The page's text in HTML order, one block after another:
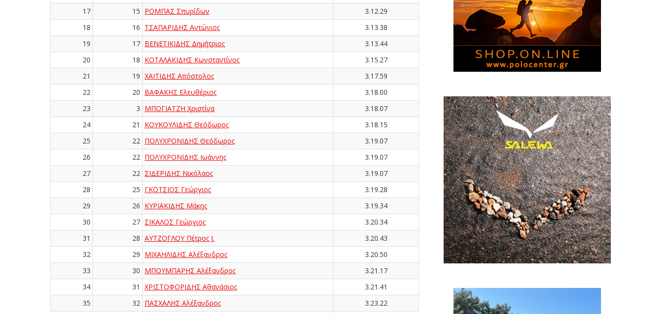
17
15 ΡΟΜΠΑΣ Σπυρίδων
3.12.29
18
16 ΤΣΑΠΑΡΙΔΗΣ Αντώνιος
3.13.38
19
17 ΒΕΝΕΤΙΚΙΔΗΣ Δημήτριος
3.13.44
20
18 ΚΟΤΑΛΑΚΙΔΗΣ Κωνσταντίνος
3.15.27
21
19 ΧΑΪΤΙΔΗΣ Απόστολος
3.17.59
22
20 ΒΑΦΑΚΗΣ Ελευθέριος
3.18.00
23
3 ΜΠΟΓΙΑΤΖΗ Χριστίνα
3.18.07
24
21 ΚΟΥΚΟΥΛΙΔΗΣ Θεόδωρος
3.18.15
25
22 ΠΟΛΥΧΡΟΝΙΔΗΣ Θεόδωρος
3.19.07
26
22 ΠΟΛΥΧΡΟΝΙΔΗΣ Ιωάννης
3.19.07
27
22 ΣΙΔΕΡΙΔΗΣ Νικόλαος
3.19.07
28
25 ΓΚΟΤΣΙΟΣ Γεώργιος
3.19.28
29
26 ΚΥΡΙΑΚΙΔΗΣ Μάκης
3.19.34
30
27 ΣΙΚΑΛΟΣ Γεώργιος
3.20.34
31
28 ΑΥΤΖΟΓΛΟΥ Πέτρος Ι.
3.20.43
32
29 ΜΙΧΑΗΛΙΔΗΣ Αλέξανδρος
3.20.50
33
30 ΜΠΟΥΜΠΑΡΗΣ Αλέξανδρος
3.21.17
34
31 ΧΡΙΣΤΟΦΟΡΙΔΗΣ Αθανάσιος
3.21.41
35
32 ΠΑΣΧΑΛΗΣ Αλέξανδρος
3.23.22